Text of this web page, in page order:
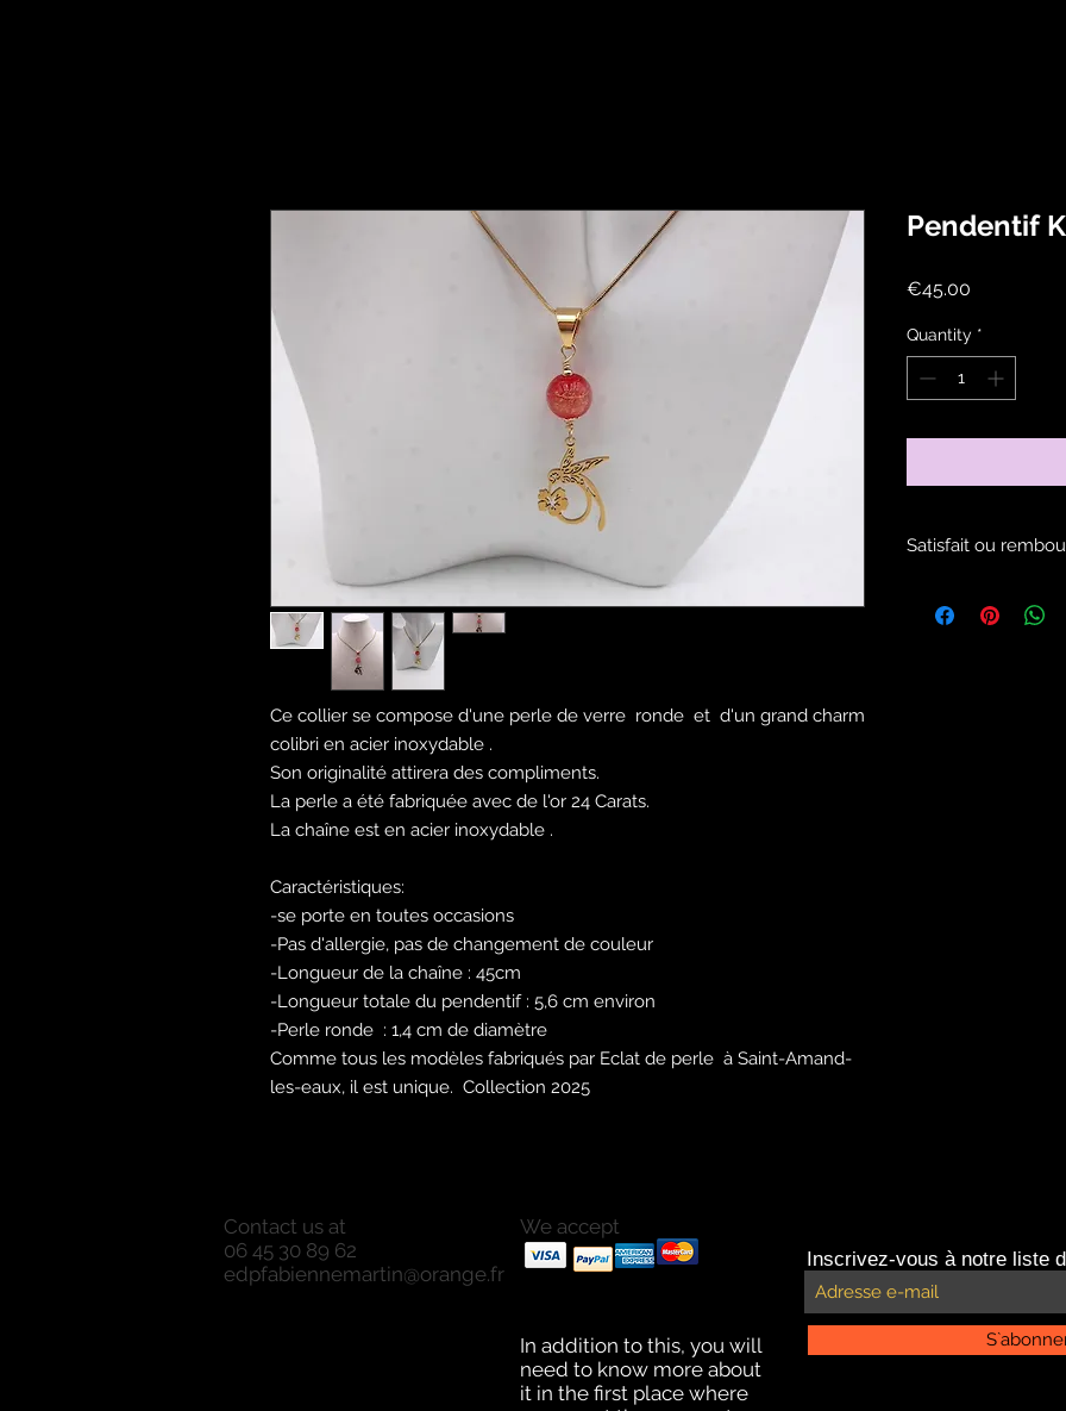
Ce collier se compose d'une perle de verre ronde et d'un grand charm
colibri en acier inoxydable .
Son originalité attirera des compliments.
La perle a été fabriquée avec de l'or 24 Carats.
La chaîne est en acier inoxydable .
Caractéristiques:
-se porte en toutes occasions
-Pas d'allergie, pas de changement de couleur
-Longueur de la chaîne : 45cm
-Longueur totale du pendentif : 5,6 cm environ
-Perle ronde : 1,4 cm de diamètre
Comme tous les modèles fabriqués par Eclat de perle à Saint-Amand-
les-eaux, il est unique. Collection 2025
Pendentif
€45.00
Quantity *
Satisfait ou
Contact us at
06 45 30 89 62
edpfabiennemartin@orange.fr
We accept
Payments with Paypal
Payments by credit card.
In addition to this, you will
need to know more about
it in the first place where
Inscrivez-vous à notre liste